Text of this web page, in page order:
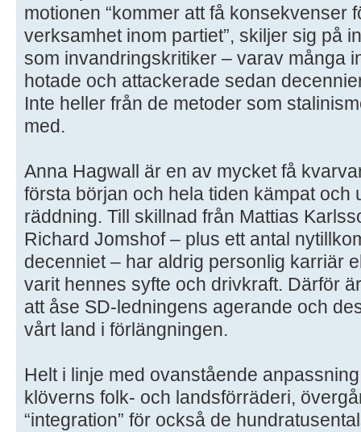
motionen “kommer att få konsekvenser
verksamhet inom partiet”, skiljer sig på
som invandringskritiker – varav många
hotade och attackerade sedan
Inte heller från de metoder som
med.
Anna Hagwall är en av mycket få
första början och hela tiden kämpat och
räddning. Till skillnad från Mattias
Richard Jomshof – plus ett antal
decenniet – har aldrig personlig karriär
varit hennes syfte och drivkraft. Därför
att åse SD-ledningens agerande och
vårt land i förlängningen.
Helt i linje med ovanstående
klöverns folk- och landsförräderi,
“integration” för också de